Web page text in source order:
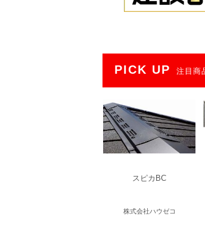
PICK UP 注目商
スピカBC
株式会社ハウゼコ